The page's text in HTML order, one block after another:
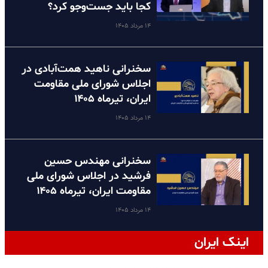
کجا باید جست‌وجو کرد؟
۱۴ مرداد ۱۴۰۵
سخنرانی ناهید همت‌آبادی در
اجلاس شورای ملی مقاومت
ایران، تیرماه ۱۴۰۵
۱۴ مرداد ۱۴۰۵
سخنرانی مهندس حسین
فرشید در اجلاس شورای ملی
مقاومت ایران، تیرماه ۱۴۰۵
۱۴ مرداد ۱۴۰۵
اینک ایران